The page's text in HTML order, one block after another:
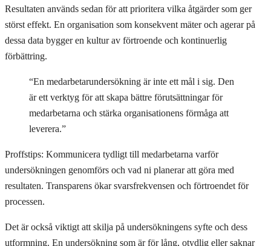
Resultaten används sedan för att prioritera vilka åtgärder som ger
störst effekt. En organisation som konsekvent mäter och agerar på
dessa data bygger en kultur av förtroende och kontinuerlig
förbättring.
“En medarbetarundersökning är inte ett mål i sig. Den
är ett verktyg för att skapa bättre förutsättningar för
medarbetarna och stärka organisationens förmåga att
leverera.”
Proffstips: Kommunicera tydligt till medarbetarna varför
undersökningen genomförs och vad ni planerar att göra med
resultaten. Transparens ökar svarsfrekvensen och förtroendet för
processen.
Det är också viktigt att skilja på undersökningens syfte och dess
utformning. En undersökning som är för lång, otydlig eller saknar